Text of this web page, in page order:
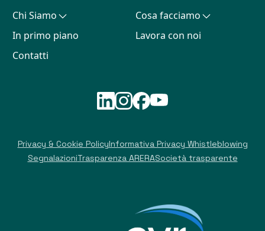
Chi Siamo
In primo piano
Contatti
Cosa facciamo
Lavora con noi
Privacy & Cookie PolicyInformativa Privacy Whistleblowing
SegnalazioniTrasparenza ARERASocietà trasparente